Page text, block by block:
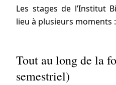
Les stages de l’Institut
lieu à plusieurs moments :
Tout au long de la
semestriel)